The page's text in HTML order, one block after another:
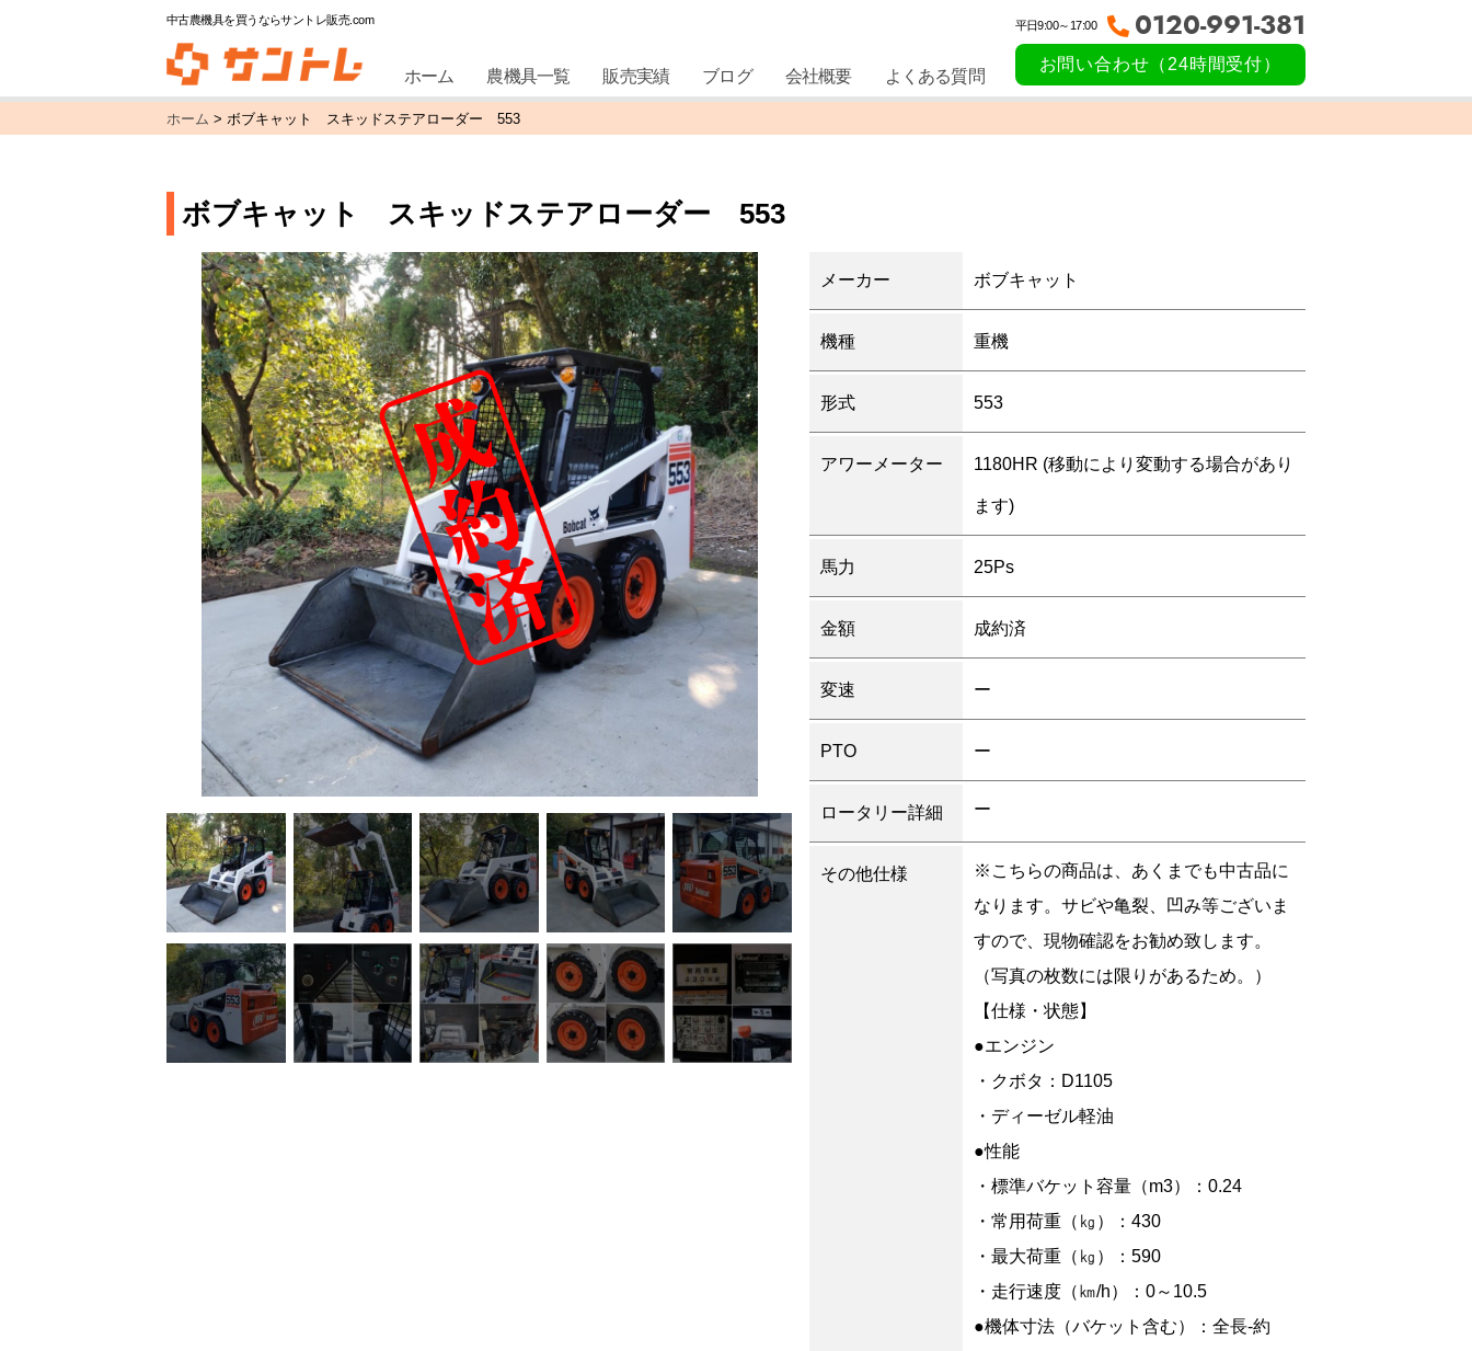
中古農機具を買うならサントレ販売.com
ホーム 農機具一覧 販売実績 ブログ 会社概要 よくある質問
平日9:00～17:00 0120-991-381
お問い合わせ（24時間受付）
ホーム > ボブキャット スキッドステアローダー 553
ボブキャット スキッドステアローダー 553
メーカー ボブキャット
機種 重機
形式 553
アワーメーター 1180HR (移動により変動する場合があり
ます)
馬力 25Ps
金額 成約済
変速 ー
PTO ー
ロータリー詳細 ー
その他仕様
※こちらの商品は、あくまでも中古品に
なります。サビや亀裂、凹み等ございま
すので、現物確認をお勧め致します。
（写真の枚数には限りがあるため。）
【仕様・状態】
●エンジン
・クボタ：D1105
・ディーゼル軽油
●性能
・標準バケット容量（m3）：0.24
・常用荷重（㎏）：430
・最大荷重（㎏）：590
・走行速度（㎞/h）：0～10.5
●機体寸法（バケット含む）：全長-約